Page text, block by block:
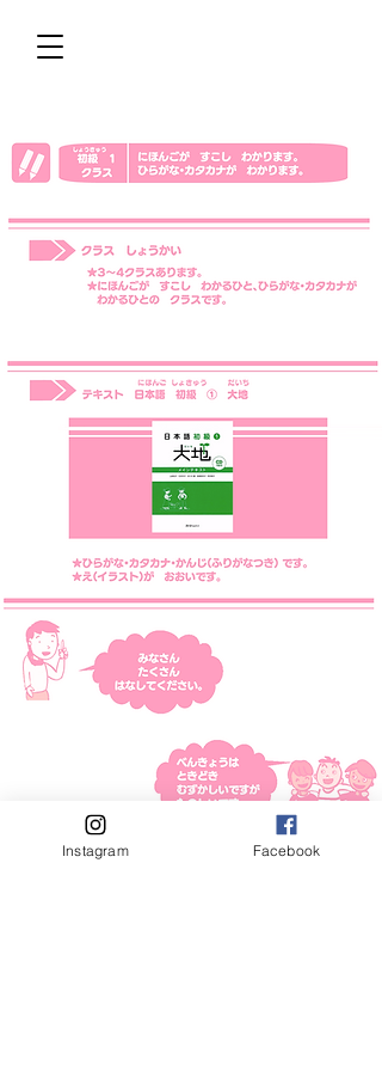
Instagram Facebook